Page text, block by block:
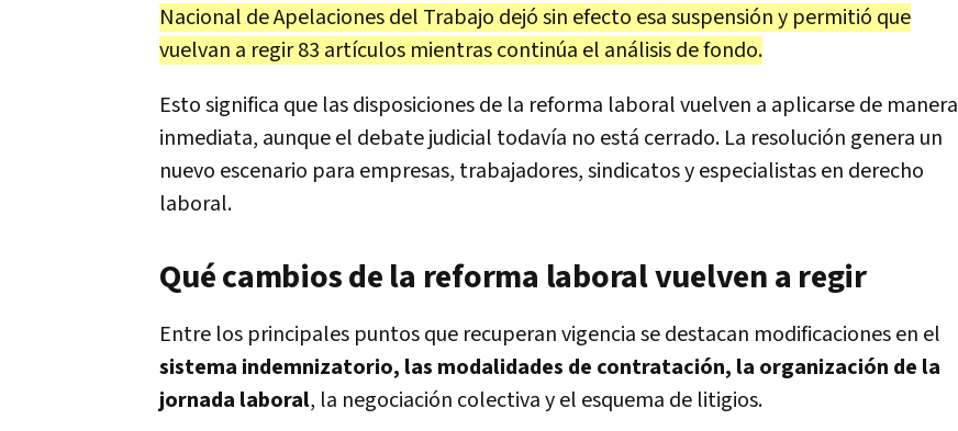
Nacional de Apelaciones del Trabajo dejó sin efecto esa suspensión y permitió que
vuelvan a regir 83 artículos mientras continúa el análisis de fondo.
Esto significa que las disposiciones de la reforma laboral vuelven a aplicarse de manera
inmediata, aunque el debate judicial todavía no está cerrado. La resolución genera un
nuevo escenario para empresas, trabajadores, sindicatos y especialistas en derecho
laboral.
Qué cambios de la reforma laboral vuelven a regir
Entre los principales puntos que recuperan vigencia se destacan modificaciones en el
sistema indemnizatorio, las modalidades de contratación, la organización de la
jornada laboral, la negociación colectiva y el esquema de litigios.